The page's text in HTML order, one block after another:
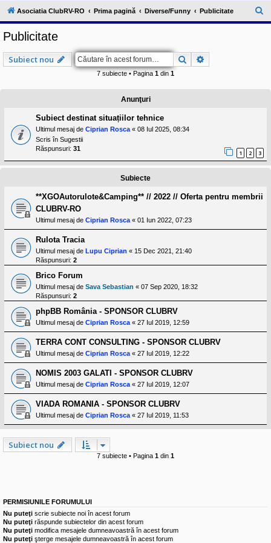
l
u
V
c
o
e
a
p
s
r
i
l
r
d
e
r
u
l
o
t
e
s
i
a
u
t
o
r
u
l
o
t
e
d
i
n
o
m
Asociatia ClubRV-RO Prima pagină Diverse/Funny Publicitate
ă
Publicitate
Subiect nou Căutare
7 subiecte • Pagina 1 din 1
Anunţuri
Subiect destinat situațiilor tehnice
Ultimul mesaj de Ciprian Rosca « 08 Iul 2025, 08:34
Scris în Sugestii
Răspunsuri: 31
1 2 3
Subiecte
**XGOAutorulote&Camping** // 2022 // Oferta pentru membrii
CLUBRV-RO
Ultimul mesaj de Ciprian Rosca « 01 Iun 2022, 07:23
Rulota Tracia
Ultimul mesaj de Lupu Ciprian « 15 Dec 2021, 21:40
Răspunsuri: 2
Brico Forum
Ultimul mesaj de Sava Sebastian « 07 Sep 2020, 18:32
Răspunsuri: 2
phpBB România - SPONSOR CLUBRV
Ultimul mesaj de Ciprian Rosca « 27 Iul 2019, 12:59
TERRA CONT CONSULTING - SPONSOR CLUBRV
Ultimul mesaj de Ciprian Rosca « 27 Iul 2019, 12:22
NOMIS 2003 GALATI - SPONSOR CLUBRV
Ultimul mesaj de Ciprian Rosca « 27 Iul 2019, 12:07
VIADA ROMANIA - SPONSOR CLUBRV
Ultimul mesaj de Ciprian Rosca « 27 Iul 2019, 11:53
Subiect nou
7 subiecte • Pagina 1 din 1
PERMISIUNILE FORUMULUI
Nu puteţi scrie subiecte noi în acest forum
Nu puteţi răspunde subiectelor din acest forum
Nu puteţi modifica mesajele dumneavoastră în acest forum
Nu puteţi şterge mesajele dumneavoastră în acest forum